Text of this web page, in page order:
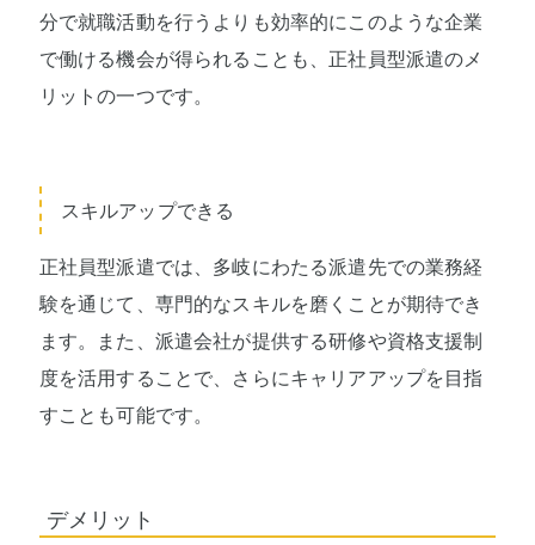
分で就職活動を行うよりも効率的にこのような企業
で働ける機会が得られることも、正社員型派遣のメ
リットの一つです。
スキルアップできる
正社員型派遣では、多岐にわたる派遣先での業務経
験を通じて、専門的なスキルを磨くことが期待でき
ます。また、派遣会社が提供する研修や資格支援制
度を活用することで、さらにキャリアアップを目指
すことも可能です。
デメリット